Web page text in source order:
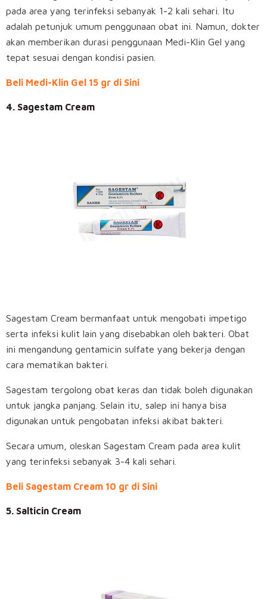
pada area yang terinfeksi sebanyak 1-2 kali sehari. Itu
adalah petunjuk umum penggunaan obat ini. Namun, dokter
akan memberikan durasi penggunaan Medi-Klin Gel yang
tepat sesuai dengan kondisi pasien.
Beli Medi-Klin Gel 15 gr di Sini
4. Sagestam Cream
Sagestam Cream bermanfaat untuk mengobati impetigo
serta infeksi kulit lain yang disebabkan oleh bakteri. Obat
ini mengandung gentamicin sulfate yang bekerja dengan
cara mematikan bakteri.
Sagestam tergolong obat keras dan tidak boleh digunakan
untuk jangka panjang. Selain itu, salep ini hanya bisa
digunakan untuk pengobatan infeksi akibat bakteri.
Secara umum, oleskan Sagestam Cream pada area kulit
yang terinfeksi sebanyak 3-4 kali sehari.
Beli Sagestam Cream 10 gr di Sini
5. Salticin Cream